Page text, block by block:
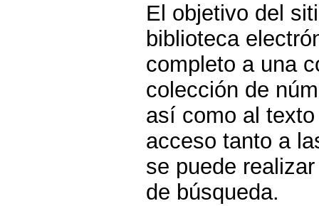
El objetivo del
biblioteca
completo a una
colección de
así como al
acceso tanto a
se puede
de búsqueda.